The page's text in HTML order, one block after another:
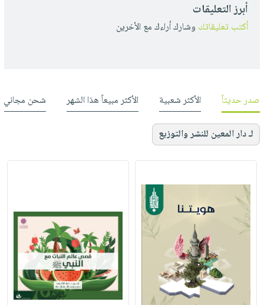
أبرز التعليقات
أكتب تعليقاتك وشارك أراءك مع الأخرين
صدر حديثاً الأكثر شعبية الأكثر مبيعاً هذا الشهر شحن مجاني
لـ دار المعين للنشر والتوزيع